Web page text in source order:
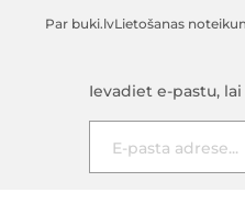
Par buki.lvLietošanas
Ievadiet e-pastu,